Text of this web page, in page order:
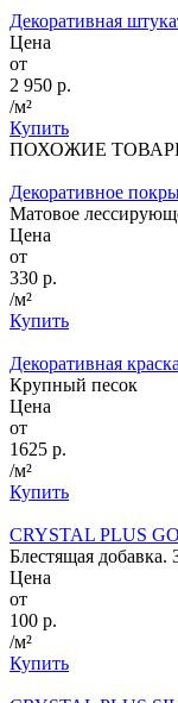
Декоративная
Цена
от
2 950 р.
/м²
Купить
ПОХОЖИЕ
Декоративное
Матовое
Цена
от
330 р.
/м²
Купить
Декоративная
Крупный песок
Цена
от
1625 р.
/м²
Купить
CRYSTAL PLUS
Блестящая добавка.
Цена
от
100 р.
/м²
Купить